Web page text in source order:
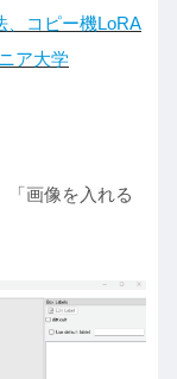
、コピー機LoRA
ア大学
「画像を入れる